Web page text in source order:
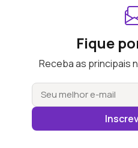
Fique
Receba as principais